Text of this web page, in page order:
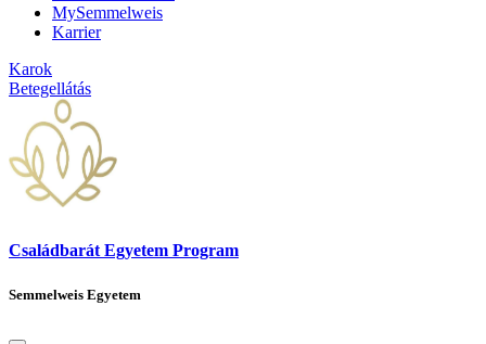
MySemmelweis
Karrier
Karok
Betegellátás
Családbarát Egyetem Program
Semmelweis Egyetem